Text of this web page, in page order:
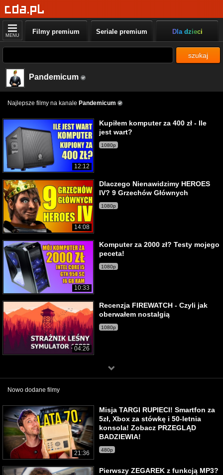
MENU Filmy premium Seriale premium Dla dzieci
szukaj
Pandemicum
Najlepsze filmy na kanale Pandemicum
12:12
Kupiłem komputer za 400 zł - Ile
jest wart?
1080p
14:08
Dlaczego Nienawidzimy HEROES
IV? 9 Grzechów Głównych
1080p
10:33
Komputer za 2000 zł? Testy mojego
peceta!
1080p
04:26
Recenzja FIREWATCH - Czyli jak
oberwałem nostalgią
1080p
Nowo dodane filmy
21:36
Misja TARGI RUPIECI! Smartfon za
5zł, Xbox za stówkę i 50-letnia
konsola! Zobacz PRZEGLĄD
BADZIEWIA!
480p
Pierwszy ZEGAREK z funkcją MP3?